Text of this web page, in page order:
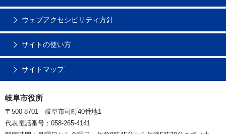
ウェブアクセシビリティ方針
サイトの使い方
サイトマップ
岐阜市役所
〒500-8701 岐阜市司町40番地1
代表電話番号：058-265-4141